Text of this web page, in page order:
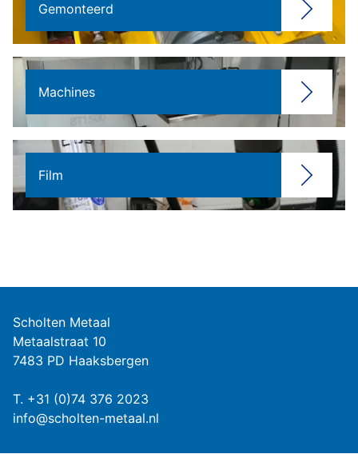
Gemonteerd
Machines
Film
Scholten Metaal
Metaalstraat 10
7483 PD Haaksbergen
T. +31 (0)74 376 2023
info@scholten-metaal.nl